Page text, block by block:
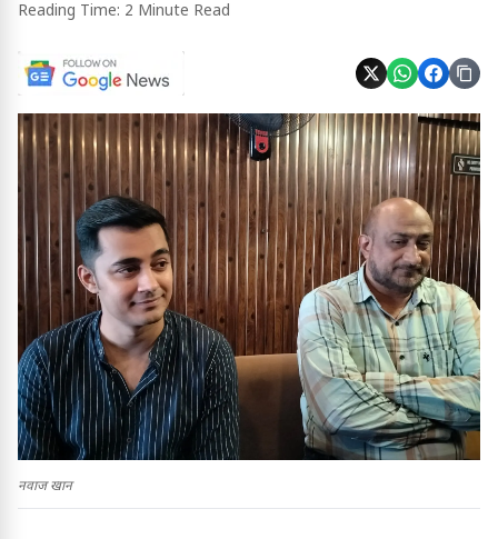
Reading Time: 2 Minute Read
नवाज खान